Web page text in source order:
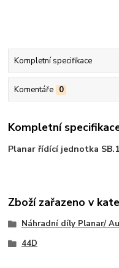
Kompletní specifikace
Komentáře 0
Kompletní
Planar řídící jednotka
Zboží zařazeno v
Náhradní díly Planar/
44D